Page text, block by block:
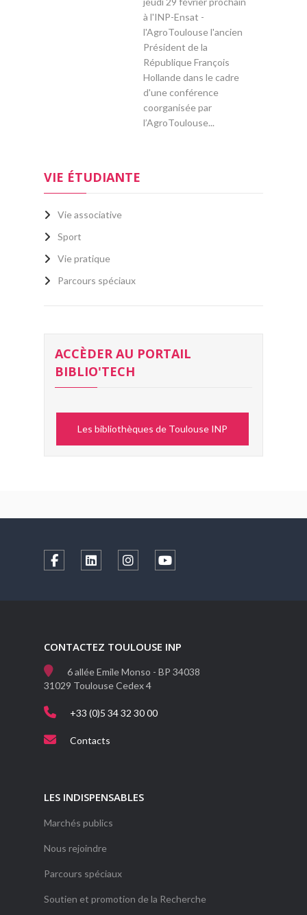
à l'INP-Ensat -
l'AgroToulouse l'ancien
Président de la
République François
Hollande dans le cadre
d'une conférence
coorganisée par
l’AgroToulouse...
VIE ÉTUDIANTE
Vie associative
Sport
Vie pratique
Parcours spéciaux
ACCÈDER AU PORTAIL
BIBLIO'TECH
Les bibliothèques de Toulouse INP
CONTACTEZ TOULOUSE INP
6 allée Emile Monso - BP 34038
31029 Toulouse Cedex 4
+33 (0)5 34 32 30 00
Contacts
LES INDISPENSABLES
Marchés publics
Nous rejoindre
Parcours spéciaux
Soutien et promotion de la Recherche